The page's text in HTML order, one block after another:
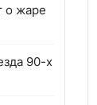
о жаре
90-х